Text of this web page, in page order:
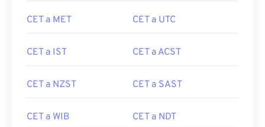
CET a MET CET a UTC
CET a IST CET a ACST
CET a NZST CET a SAST
CET a WIB CET a NDT